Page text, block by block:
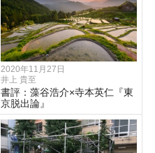
2020年11月27日
井上 貴至
書評：藻谷浩介×寺本英仁『東
京脱出論』